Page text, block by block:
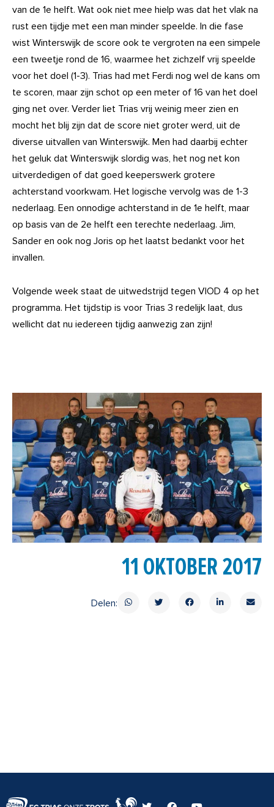
van de 1e helft. Wat ook niet mee hielp was dat het vlak na
rust een tijdje met een man minder speelde. In die fase
wist Winterswijk de score ook te vergroten na een simpele
een tweetje rond de 16, waarmee het zichzelf vrij speelde
voor het doel (1-3). Trias had met Ferdi nog wel de kans om
te scoren, maar zijn schot op een meter of 16 van het doel
ging net over. Verder liet Trias vrij weinig meer zien en
mocht het blij zijn dat de score niet groter werd, uit de
diverse uitvallen van Winterswijk. Men had daarbij echter
het geluk dat Winterswijk slordig was, het nog net kon
uitverdedigen of dat goed keeperswerk grotere
achterstand voorkwam. Het logische vervolg was de 1-3
nederlaag. Een onnodige achterstand in de 1e helft, maar
op basis van de 2e helft een terechte nederlaag. Jim,
Sander en ook nog Joris op het laatst bedankt voor het
invallen.
Volgende week staat de uitwedstrijd tegen VIOD 4 op het
programma. Het tijdstip is voor Trias 3 redelijk laat, dus
wellicht dat nu iedereen tijdig aanwezig zan zijn!
11 OKTOBER 2017
Delen:
T
F
Y